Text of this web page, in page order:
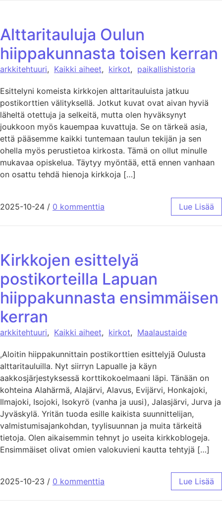
Alttaritauluja Oulun
hiippakunnasta toisen kerran
arkkitehtuuri, Kaikki aiheet, kirkot, paikallishistoria
Esittelyni komeista kirkkojen alttaritauluista jatkuu
postikorttien välityksellä. Jotkut kuvat ovat aivan hyviä
läheltä otettuja ja selkeitä, mutta olen hyväksynyt
joukkoon myös kauempaa kuvattuja. Se on tärkeä asia,
että pääsemme kaikki tuntemaan taulun tekijän ja sen
ohella myös perustietoa kirkosta. Tämä on ollut minulle
mukavaa opiskelua. Täytyy myöntää, että ennen vanhaan
on osattu tehdä hienoja kirkkoja […]
2025-10-24 / 0 kommenttia Lue Lisää
Kirkkojen esittelyä
postikorteilla Lapuan
hiippakunnasta ensimmäisen
kerran
arkkitehtuuri, Kaikki aiheet, kirkot, Maalaustaide
,Aloitin hiippakunnittain postikorttien esittelyjä Oulusta
alttaritauluilla. Nyt siirryn Lapualle ja käyn
aakkosjärjestyksessä korttikokoelmaani läpi. Tänään on
kohteina Alahärmä, Alajärvi, Alavus, Evijärvi, Honkajoki,
Ilmajoki, Isojoki, Isokyrö (vanha ja uusi), Jalasjärvi, Jurva ja
Jyväskylä. Yritän tuoda esille kaikista suunnittelijan,
valmistumisajankohdan, tyylisuunnan ja muita tärkeitä
tietoja. Olen aikaisemmin tehnyt jo useita kirkkoblogeja.
Ensimmäiset olivat omien valokuvieni kautta tehtyjä […]
2025-10-23 / 0 kommenttia Lue Lisää